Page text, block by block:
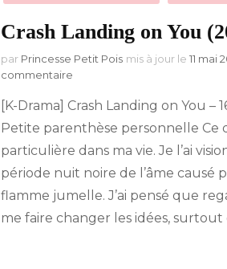
Crash Landing on You
par Princesse Petit Pois mis à jour le 11 mai
commentaire
Landing
on
(2019)
[K-Drama] Crash Landing on You –
Petite parenthèse personnelle Ce
particulière dans ma vie. Je l’ai
période nuit noire de l’âme causé
flamme jumelle. J’ai pensé que
me faire changer les idées, surtout